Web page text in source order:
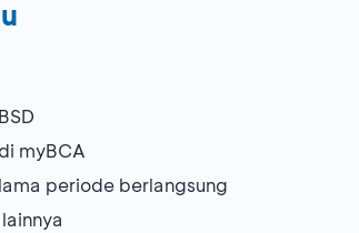
myBCA
periode berlangsung